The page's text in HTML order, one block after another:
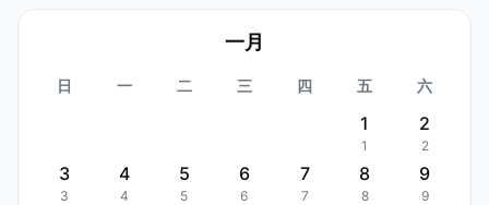
一月
日 一 二 三 四 五 六
1
1
2
2
3
3
4
4
5
5
6
6
7
7
8
8
9
9